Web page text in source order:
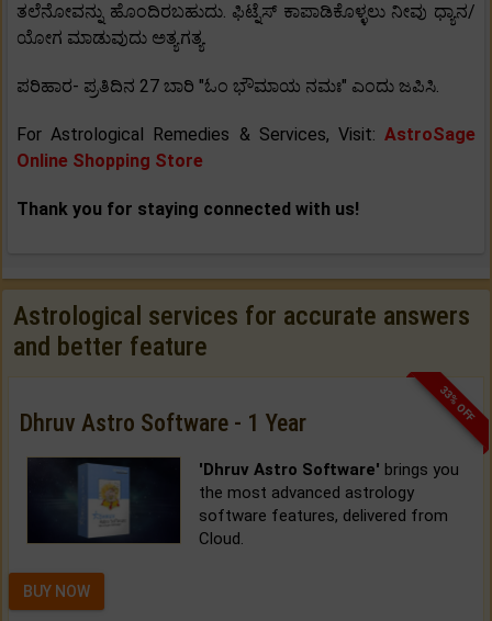
ತಲೆನೋವನ್ನು ಹೊಂದಿರಬಹುದು. ಫಿಟ್ನೆಸ್ ಕಾಪಾಡಿಕೊಳ್ಳಲು ನೀವು ಧ್ಯಾನ/
ಯೋಗ ಮಾಡುವುದು ಅತ್ಯಗತ್ಯ.
ಪರಿಹಾರ- ಪ್ರತಿದಿನ 27 ಬಾರಿ "ಓಂ ಭೌಮಾಯ ನಮಃ" ಎಂದು ಜಪಿಸಿ.
For Astrological Remedies & Services, Visit: AstroSage
Online Shopping Store
Thank you for staying connected with us!
Astrological services for accurate answers
and better feature
33% OFF
Dhruv Astro Software - 1 Year
'Dhruv Astro Software' brings you
the most advanced astrology
software features, delivered from
Cloud.
BUY NOW